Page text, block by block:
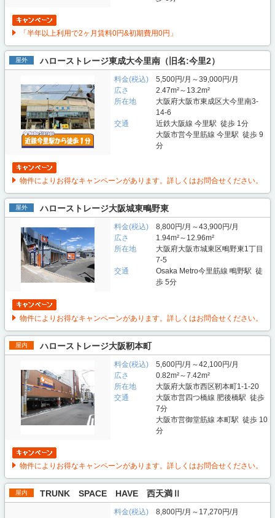
「半年以上利用で2ヶ月賃料0円&初期費用0円」
屋外 ハローストレージ東成大今里南（旧名:今里2）
料金(税込)
5,500円/月～39,000円/月
広さ
2.47m²～13.2m²
所在地
大阪府大阪市東成区大今里南3-
14-6
交通
近鉄大阪線 今里駅 徒歩 1分
大阪市営今里筋線 今里駅 徒歩 9
分
物件によりお得なキャンペーンがあります。詳しくはお問合せください。
屋外 ハローストレージ大阪城東鴫野東
料金(税込)
8,800円/月～43,900円/月
広さ
1.94m²～12.96m²
所在地
大阪府大阪市城東区鴫野東1丁目
7-5
交通
Osaka Metro今里筋線 鴫野駅 徒
歩 5分
物件によりお得なキャンペーンがあります。詳しくはお問合せください。
屋内 ハローストレージ大阪靭本町
料金(税込)
5,600円/月～42,100円/月
広さ
0.82m²～7.42m²
所在地
大阪府大阪市西区靭本町1-1-20
交通
大阪市営四つ橋線 肥後橋駅 徒歩
7分
大阪市営御堂筋線 本町駅 徒歩 10
分
物件によりお得なキャンペーンがあります。詳しくはお問合せください。
屋内 TRUNK SPACE HAVE 西天満Ⅱ
料金(税込)
8,800円/月～17,270円/月